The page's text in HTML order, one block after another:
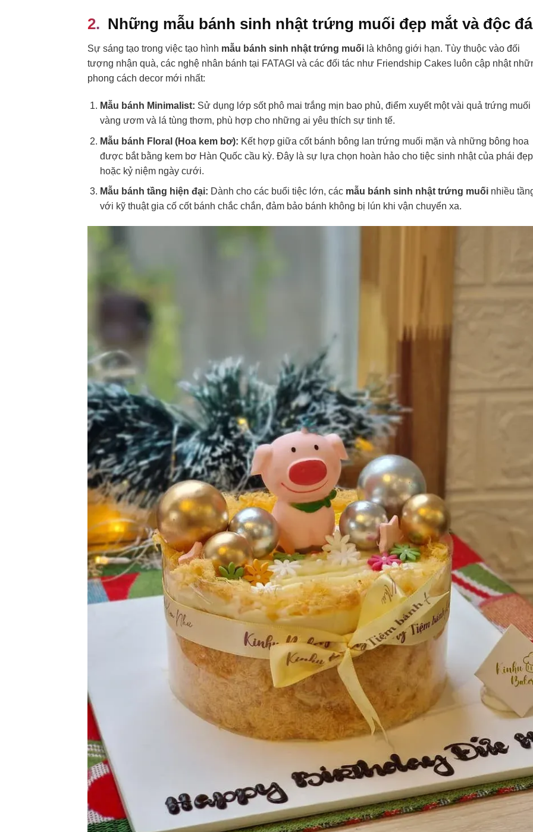
Những mẫu bánh sinh nhật trứng muối đẹp mắt và độc
Sự sáng tạo trong việc tạo hình mẫu bánh sinh nhật trứng muối là không giới hạn. Tùy thuộc vào đối
tượng nhận quà, các nghệ nhân bánh tại FATAGI và các đối tác như Friendship Cakes luôn cập nhật
phong cách decor mới nhất:
Mẫu bánh Minimalist: Sử dụng lớp sốt phô mai trắng mịn bao phủ, điểm xuyết một vài quả trứng muối
vàng ươm và lá tùng thơm, phù hợp cho những ai yêu thích sự tinh tế.
Mẫu bánh Floral (Hoa kem bơ): Kết hợp giữa cốt bánh bông lan trứng muối mặn và những bông hoa
được bắt bằng kem bơ Hàn Quốc cầu kỳ. Đây là sự lựa chọn hoàn hảo cho tiệc sinh nhật của phái đẹp
hoặc kỷ niệm ngày cưới.
Mẫu bánh tầng hiện đại: Dành cho các buổi tiệc lớn, các mẫu bánh sinh nhật trứng muốinhiều
với kỹ thuật gia cố cốt bánh chắc chắn, đảm bảo bánh không bị lún khi vận chuyển xa.